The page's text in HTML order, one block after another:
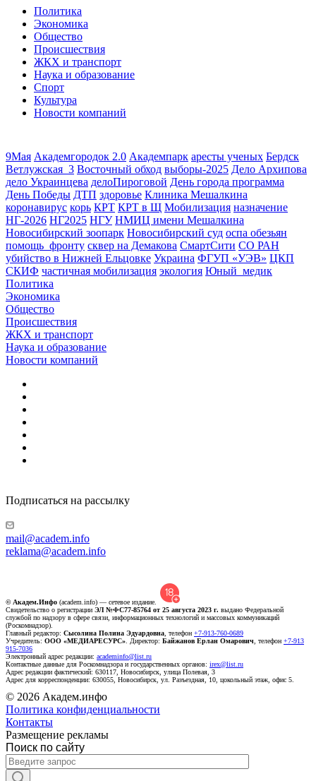
Политика
Экономика
Общество
Происшествия
ЖКХ и транспорт
Наука и образование
Спорт
Культура
Новости компаний
9Мая Академгородок 2.0 Академпарк аресты ученых Бердск
Ветлужская_3 Восточный обход выборы-2025 Дело Архипова
дело Украинцева делоПироговой День города программа
День Победы ДТП здоровье Клиника Мешалкина
коронавирус корь КРТ КРТ в Щ Мобилизация назначение
НГ-2026 НГ2025 НГУ НМИЦ имени Мешалкина
Новосибирский зоопарк Новосибирский суд оспа обезьян
помощь_фронту сквер на Демакова СмартСити СО РАН
убийство в Нижней Ельцовке Украина ФГУП «УЭВ» ЦКП
СКИФ частичная мобилизация экология Юный_медик
Политика
Экономика
Общество
Происшествия
ЖКХ и транспорт
Наука и образование
Новости компаний
Подписаться на рассылку
mail@academ.info
reklama@academ.info
© Академ.Инфо (academ.info) — сетевое издание.
Свидетельство о регистрации ЭЛ №ФС77-85764 от 25 августа 2023 г. выдано Федеральной
службой по надзору в сфере связи, информационных технологий и массовых коммуникаций
(Роскомнадзор).
Главный редактор: Сысолина Полина Эдуардовна , телефон +7-913-760-0689
Учредитель: ООО «МЕДИАРЕСУРС» . Директор: Байжанов Ерлан Омарович , телефон +7-913
915-7036
Электронный адрес редакции: academinfo@list.ru
Контактные данные для Роскомнадзора и государственных органов: irex@list.ru
Адрес редакции фактический: 630117, Новосибирск, улица Полевая, 3
Адрес для корреспонденции: 630055, Новосибирск, ул. Разъездная, 10, цокольный этаж, офис 5.
© 2026 Академ.инфо
Политика конфиденциальности
Контакты
Размещение рекламы
Поиск по сайту